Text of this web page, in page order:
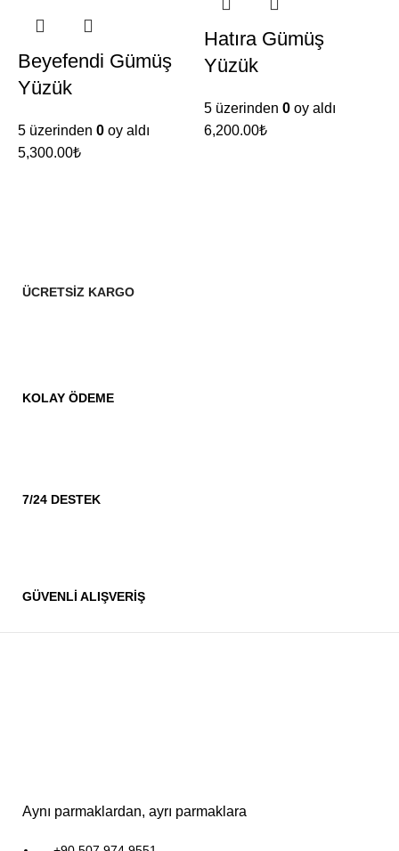
Beyefendi Gümüş
Yüzük
5 üzerinden 0 oy aldı
₺
Hatıra Gümüş
Yüzük
5 üzerinden 0 oy aldı
₺
ÜCRETSİZ KARGO
KOLAY ÖDEME
7/24 DESTEK
GÜVENLİ ALIŞVERİŞ
Aynı parmaklardan, ayrı parmaklara